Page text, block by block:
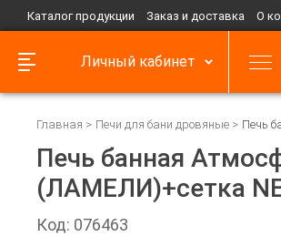
Каталог продукции Заказ и доставка О
Личный кабинет
Главная Печи для бани дровяные Печь
Печь банная
(ЛАМЕЛИ)+сетка
Код: 076463